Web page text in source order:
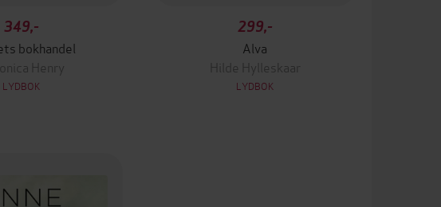
349,-
bokhandel
Henry
LYDBOK
299,-
Alva
Hilde Hylleskaar
LYDBOK